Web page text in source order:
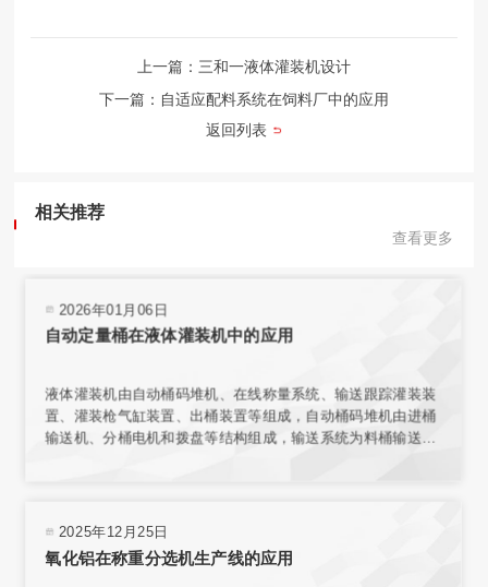
相关推荐
查看更多
2026年01月06日
自动定量桶在液体灌装机中的应用
液体灌装机由自动桶码堆机、在线称量系统、输送跟踪灌装装
置、灌装枪气缸装置、出桶装置等组成，自动桶码堆机由进桶
输送机、分桶电机和拨盘等结构组成，输送系统为料桶输送增
2025年12月25日
氧化铝在称重分选机生产线的应用
上一篇：三和一液体灌装机设计
返回列表
下一篇：自适应配料系统在饲料厂中的应用